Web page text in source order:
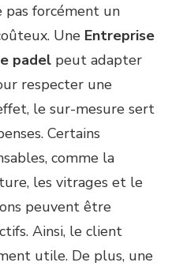
pas forcément un
Une Entreprise
padel peut adapter
respecter une
le sur-mesure sert
Certains
comme la
les vitrages et le
peuvent être
Ainsi, le client
utile. De plus, une